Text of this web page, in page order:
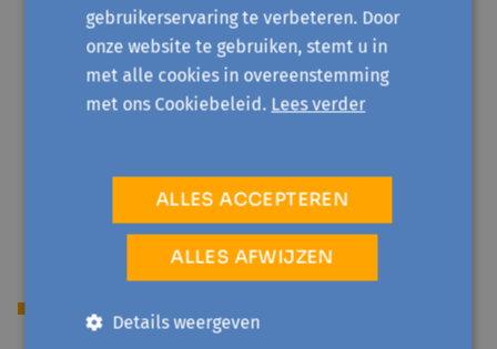
tegemoetkoming van het ziekenfonds of OMNIO-
statuut * Studenten (enkel geldig voor voltijdse
studenten, ingeschreven voor een volledig leerplan)
* Werkzoekenden Bezorg ons voor de start van de
een kopie van je stempelkaart.
Begeleiding
gebruikerservaring te verbeteren. Door
onze website te gebruiken, stemt u in
met alle cookies in overeenstemming
met ons Cookiebeleid. Lees verder
ALLES ACCEPTEREN
ALLES AFWIJZEN
Details weergeven